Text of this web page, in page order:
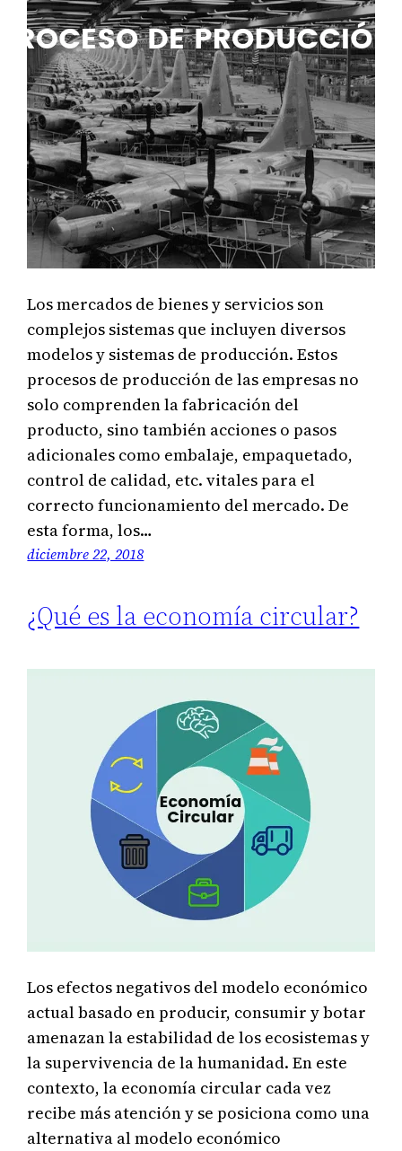
Los mercados de bienes y servicios son
complejos sistemas que incluyen diversos
modelos y sistemas de producción. Estos
procesos de producción de las empresas no
solo comprenden la fabricación del
producto, sino también acciones o pasos
adicionales como embalaje, empaquetado,
control de calidad, etc. vitales para el
correcto funcionamiento del mercado. De
esta forma, los…
diciembre 22, 2018
¿Qué es la economía circular?
Los efectos negativos del modelo económico
actual basado en producir, consumir y botar
amenazan la estabilidad de los ecosistemas y
la supervivencia de la humanidad. En este
contexto, la economía circular cada vez
recibe más atención y se posiciona como una
alternativa al modelo económico